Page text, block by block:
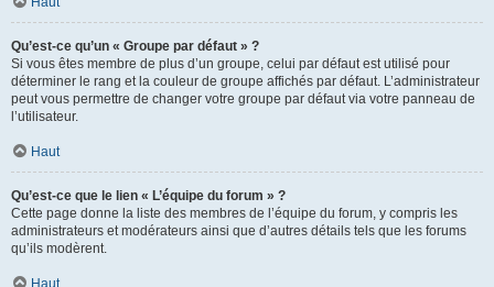
Qu’est-ce qu’un « Groupe par défaut » ?
Si vous êtes membre de plus d’un groupe, celui par défaut est utilisé pour
déterminer le rang et la couleur de groupe affichés par défaut. L’administrateur
peut vous permettre de changer votre groupe par défaut via votre panneau de
l’utilisateur.
Haut
Qu’est-ce que le lien « L’équipe du forum » ?
Cette page donne la liste des membres de l’équipe du forum, y compris les
administrateurs et modérateurs ainsi que d’autres détails tels que les forums
qu’ils modèrent.
Haut